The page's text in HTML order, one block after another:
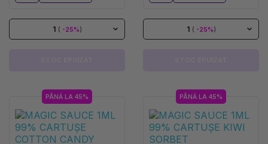
1 ( -25%) 1 ( -25%)
PÂNĂ LA 45% PÂNĂ LA 45%